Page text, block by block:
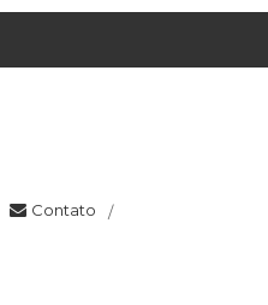
Contato /